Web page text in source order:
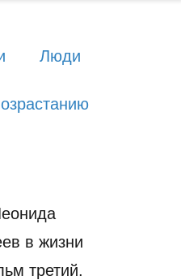
Люди
в жизни
третий.